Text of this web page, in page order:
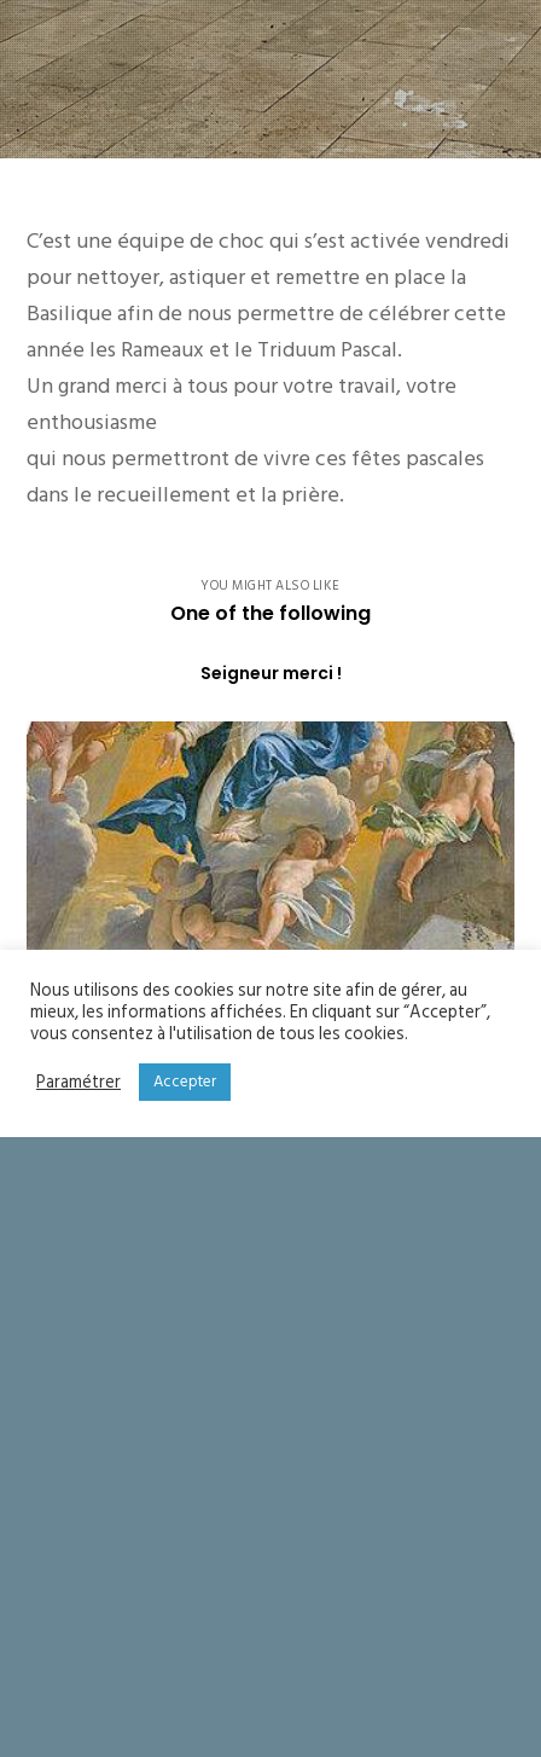
C’est une équipe de choc qui s’est activée vendredi
pour nettoyer, astiquer et remettre en place la
Basilique afin de nous permettre de célébrer cette
année les Rameaux et le Triduum Pascal.
Un grand merci à tous pour votre travail, votre
enthousiasme
qui nous permettront de vivre ces fêtes pascales
dans le recueillement et la prière.
YOU MIGHT ALSO LIKE
One of the following
Seigneur merci !
Nous utilisons des cookies sur notre site afin de gérer, au
mieux, les informations affichées. En cliquant sur “Accepter”,
vous consentez à l'utilisation de tous les cookies.
Paramétrer
Accepter